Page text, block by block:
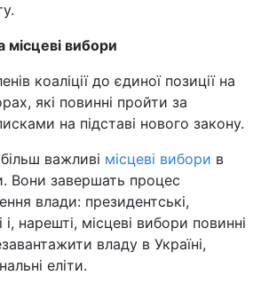
місцеві вибори
коаліції до єдиної позиції на
які повинні пройти за
на підставі нового закону.
важливі місцеві вибори в
Вони завершать процес
влади: президентські,
і, нарешті, місцеві вибори повинні
владу в Україні,
еліти.